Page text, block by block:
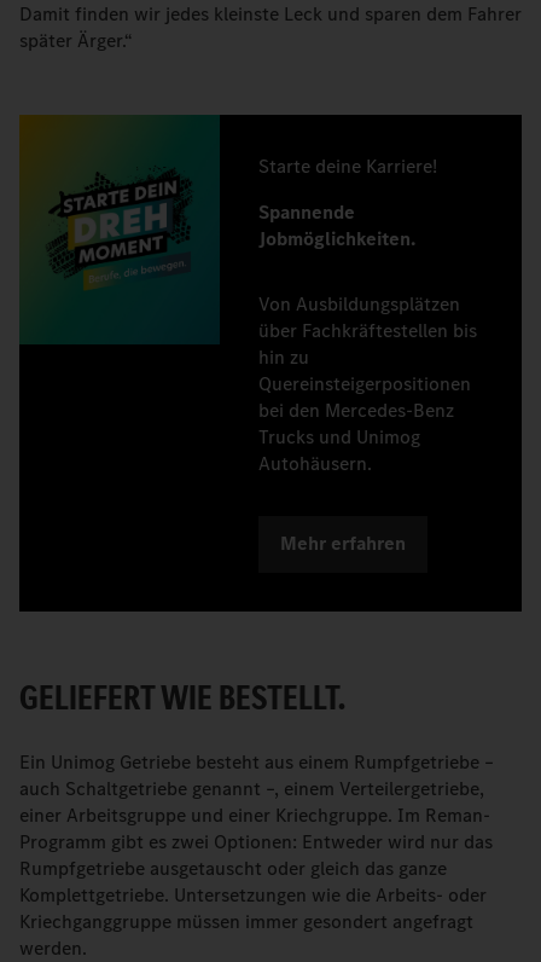
Damit finden wir jedes kleinste Leck und sparen dem Fahrer
später Ärger.“
Starte deine Karriere!
Spannende
Jobmöglichkeiten.
Von Ausbildungsplätzen
über Fachkräftestellen bis
hin zu
Quereinsteigerpositionen
bei den Mercedes‑Benz
Trucks und Unimog
Autohäusern.
Mehr erfahren
GELIEFERT WIE BESTELLT.
Ein Unimog Getriebe besteht aus einem Rumpfgetriebe –
auch Schaltgetriebe genannt –, einem Verteilergetriebe,
einer Arbeitsgruppe und einer Kriechgruppe. Im Reman-
Programm gibt es zwei Optionen: Entweder wird nur das
Rumpfgetriebe ausgetauscht oder gleich das ganze
Komplettgetriebe. Untersetzungen wie die Arbeits- oder
Kriechganggruppe müssen immer gesondert angefragt
werden.